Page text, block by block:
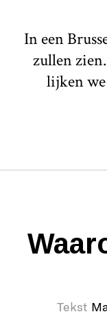
In een
zullen
lijken
Tekst